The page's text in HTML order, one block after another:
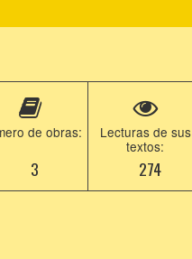
de obras:
3
Lecturas de sus
textos:
274